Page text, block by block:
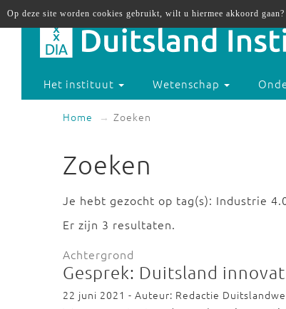
Het instituut Wetenschap
Home Zoeken
Zoeken
Je hebt gezocht op tag(s): Industrie
Er zijn 3 resultaten.
Achtergrond
Gesprek: Duitsland
22 juni 2021 - Auteur: Redactie
Op deze site worden cookies gebruikt, wilt u hiermee akkoord gaan?